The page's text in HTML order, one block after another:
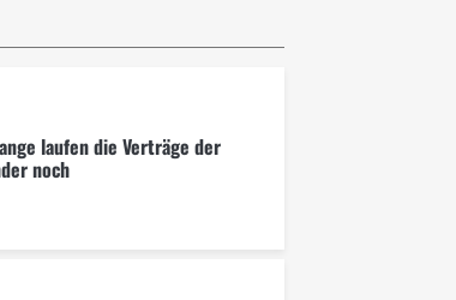
laufen die Verträge der
noch